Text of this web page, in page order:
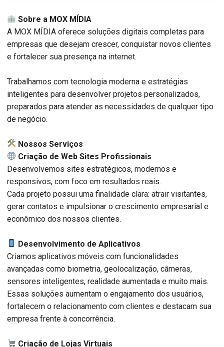
Sobre a MOX MÍDIA
A MOX MÍDIA oferece soluções digitais completas para
empresas que desejam crescer, conquistar novos clientes
e fortalecer sua presença na internet.
Trabalhamos com tecnologia moderna e estratégias
inteligentes para desenvolver projetos personalizados,
preparados para atender as necessidades de qualquer tipo
de negócio.
️ Nossos Serviços
Criação de Web Sites Profissionais
Desenvolvemos sites estratégicos, modernos e
responsivos, com foco em resultados reais.
Cada projeto possui uma finalidade clara: atrair visitantes,
gerar contatos e impulsionar o crescimento empresarial e
econômico dos nossos clientes.
Desenvolvimento de Aplicativos
Criamos aplicativos móveis com funcionalidades
avançadas como biometria, geolocalização, câmeras,
sensores inteligentes, realidade aumentada e muito mais.
Essas soluções aumentam o engajamento dos usuários,
fortalecem o relacionamento com clientes e destacam sua
empresa frente à concorrência.
Criação de Lojas Virtuais